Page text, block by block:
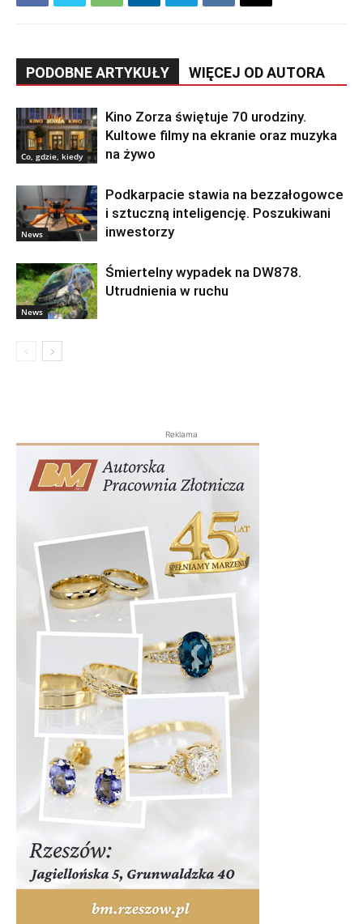
PODOBNE ARTYKUŁY WIĘCEJ OD AUTORA
Co, gdzie, kiedy
Kino Zorza świętuje 70 urodziny.
Kultowe filmy na ekranie oraz muzyka
na żywo
News
Podkarpacie stawia na bezzałogowce
i sztuczną inteligencję. Poszukiwani
inwestorzy
News
Śmiertelny wypadek na DW878.
Utrudnienia w ruchu
Reklama